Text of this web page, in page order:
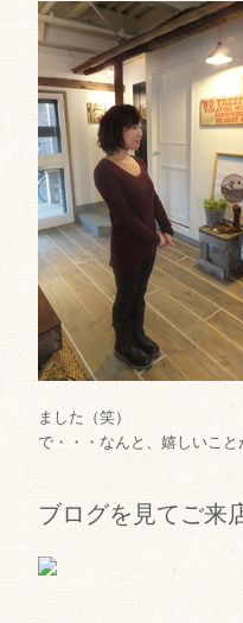
ました（笑）
で・・・なんと、嬉しいこと
ブログを見てご来